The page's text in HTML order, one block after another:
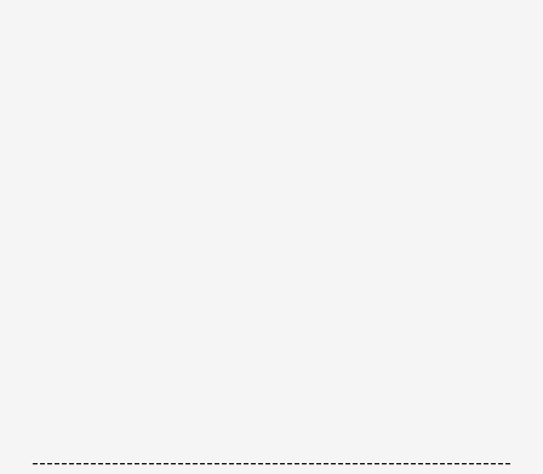
------------------------------------------------------------------